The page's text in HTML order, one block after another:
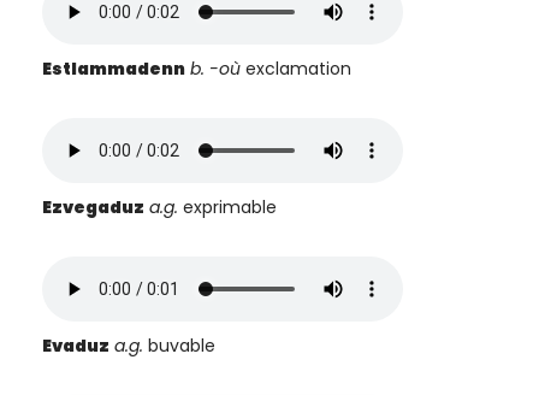
Estlammadenn b. -où exclamation
Ezvegaduz a.g. exprimable
Evaduz a.g. buvable